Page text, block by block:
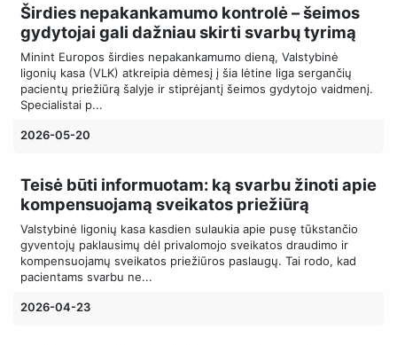
Širdies nepakankamumo kontrolė – šeimos
gydytojai gali dažniau skirti svarbų tyrimą
Minint Europos širdies nepakankamumo dieną, Valstybinė
ligonių kasa (VLK) atkreipia dėmesį į šia lėtine liga sergančių
pacientų priežiūrą šalyje ir stiprėjantį šeimos gydytojo vaidmenį.
Specialistai p...
2026-05-20
Teisė būti informuotam: ką svarbu žinoti apie
kompensuojamą sveikatos priežiūrą
Valstybinė ligonių kasa kasdien sulaukia apie pusę tūkstančio
gyventojų paklausimų dėl privalomojo sveikatos draudimo ir
kompensuojamų sveikatos priežiūros paslaugų. Tai rodo, kad
pacientams svarbu ne...
2026-04-23